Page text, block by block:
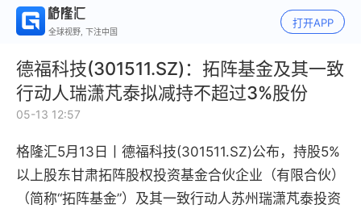
全球视野, 下注中国
打开APP
德福科技(301511.SZ)：拓阵基金及其一致
行动人瑞潇芃泰拟减持不超过3%股份
05-13 12:57
格隆汇5月13日丨 德福科技(301511.SZ)公布， 持股5%
以上股东甘肃拓阵股权投资基金合伙企业（有限合伙）
（简称“拓阵基金”）及其一致行动人苏州瑞潇芃泰投资